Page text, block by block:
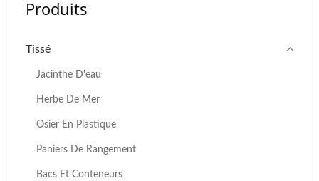
Produits
Tissé
Jacinthe D'eau
Herbe De Mer
Osier En Plastique
Paniers De Rangement
Bacs Et Conteneurs